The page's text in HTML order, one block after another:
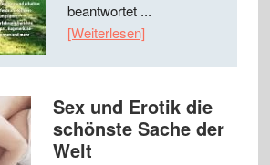
beantwortet ...
[Weiterlesen]
Sex und Erotik die
schönste Sache der
Welt